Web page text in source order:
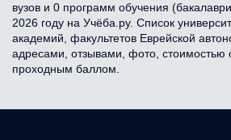
вузов и 0 программ обучения
2026 году на Учёба.ру. Список
академий, факультетов Еврейской
адресами, отзывами, фото, стоимостью
проходным баллом.